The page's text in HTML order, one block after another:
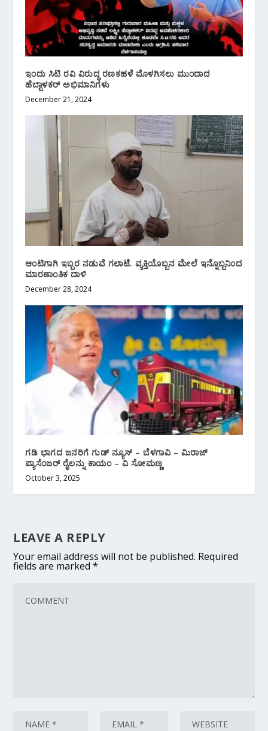
ಇಂದು ಸಿಟಿ ರವಿ ವಿರುದ್ಧ ರಣಕಹಳೆ ಮೊಳಗಿಸಲು ಮುಂದಾದ
ಹೆಬ್ಬಾಳಕರ್ ಅಭಿಮಾನಿಗಳು
December 21, 2024
ಆಂಟಿಗಾಗಿ ಇಬ್ಬರ ನಡುವೆ ಗಲಾಟೆ. ವ್ಯಕ್ತಿಯೊಬ್ಬನ ಮೇಲೆ ಇನ್ನೊಬ್ಬನಿಂದ
ಮಾರಣಾಂತಿಕ ದಾಳಿ
December 28, 2024
ಗಡಿ ಭಾಗದ ಜನರಿಗೆ ಗುಡ್ ನ್ಯೂಸ್ – ಬೆಳಗಾವಿ – ಮಿರಾಜ್
ಪ್ಯಾಸೆಂಜರ್ ರೈಲನ್ನು ಕಾಯಂ – ವಿ ಸೋಮಣ್ಣ
October 3, 2025
LEAVE A REPLY
Your email address will not be published. Required
fields are marked*